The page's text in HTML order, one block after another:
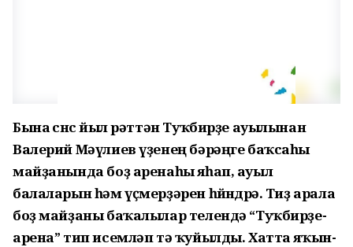
Бына өсөнсө йыл рәттән Туҡбирҙе ауылынан
Валерий Мәүлиев үҙенең бәрәңге баҡсаһы
майҙанында боҙ аренаһы яһап, ауыл
балаларын һәм үҫмерҙәрен һөйөндөрә. Тиҙ арала
боҙ майҙаны баҡалылар телендә “Туҡбирҙе-
арена” тип исемләп тә ҡуйылды. Хатта яҡын-